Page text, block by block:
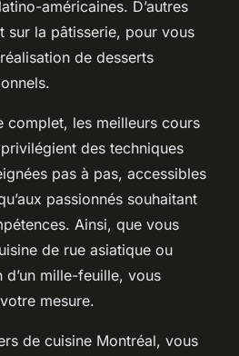
américaines. D’autres
sur la pâtisserie, pour vous
de desserts
complet, les meilleurs cours
des techniques
pas à pas, accessibles
passionnés souhaitant
Ainsi, que vous
de rue asiatique ou
mille-feuille, vous
mesure.
de cuisine Montréal, vous